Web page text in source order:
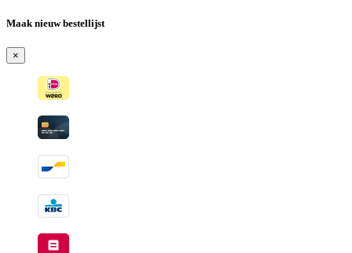
-
verzonden
wanneer
beschikbaar
Maak nieuw bestellijst
×